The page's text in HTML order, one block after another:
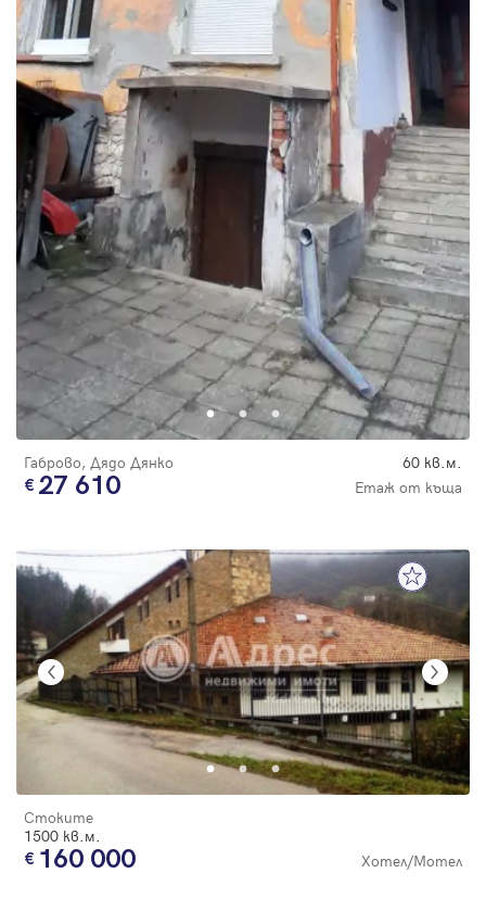
Габрово, Дядо Дянко 60 кв.м.
27 610 Етаж от къща
Стоките
1500 кв.м.
160 000 Хотел/Мотел